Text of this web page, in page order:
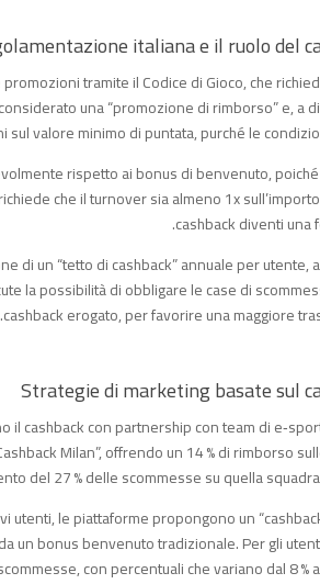
tramite il Codice di Gioco, che
una “promozione di rimborso” e, a
valore minimo di puntata, purché le
rispetto ai bonus di benvenuto,
che il turnover sia almeno 1x
cashback diventi una
di un “tetto di cashback” annuale per utente,
la possibilità di obbligare le case di
cashback erogato, per favorire una maggiore
il cashback con partnership con team di
Milan”, offrendo un 14 % di rimborso
del 27 % delle scommesse su quella
utenti, le piattaforme propongono un
un bonus benvenuto tradizionale. Per gli
con percentuali che variano dal 8 %